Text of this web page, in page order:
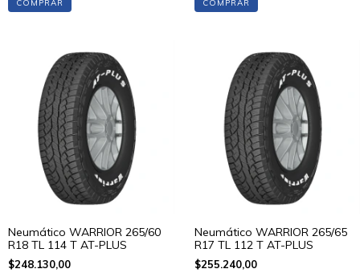
COMPRAR COMPRAR
Neumático WARRIOR 265/60
R18 TL 114 T AT-PLUS
$248.130,00
Neumático WARRIOR 265/65
R17 TL 112 T AT-PLUS
$255.240,00